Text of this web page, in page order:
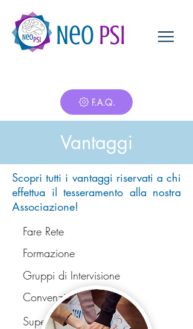
Neo Psi
F.A.Q.
Vantaggi
Scopri tutti i vantaggi riservati a chi
effettua il tesseramento alla nostra
Associazione!
Fare Rete
Formazione
Gruppi di Intervisione
Convenzioni
Supervisioni